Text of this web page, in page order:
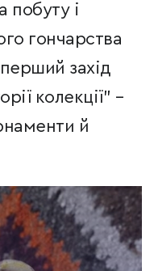
побуту і
гончарства
захід
колекції" –
й